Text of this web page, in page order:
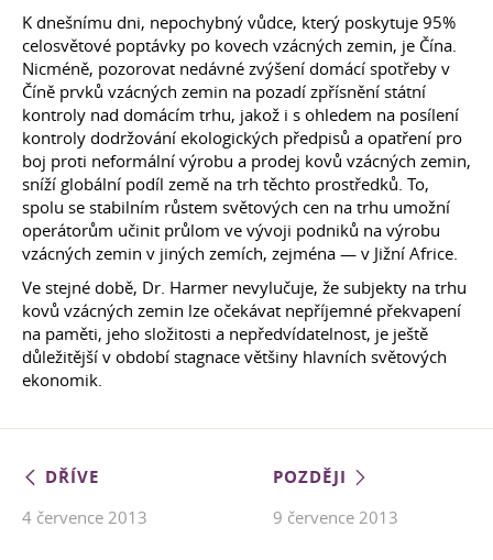
K dnešnímu dni, nepochybný vůdce, který poskytuje 95%
celosvětové poptávky po kovech vzácných zemin, je Čína.
Nicméně, pozorovat nedávné zvýšení domácí spotřeby v
Číně prvků vzácných zemin na pozadí zpřísnění státní
kontroly nad domácím trhu, jakož i s ohledem na posílení
kontroly dodržování ekologických předpisů a opatření pro
boj proti neformální výrobu a prodej kovů vzácných zemin,
sníží globální podíl země na trh těchto prostředků. To,
spolu se stabilním růstem světových cen na trhu umožní
operátorům učinit průlom ve vývoji podniků na výrobu
vzácných zemin v jiných zemích, zejména — v Jižní Africe.
Ve stejné době, Dr. Harmer nevylučuje, že subjekty na trhu
kovů vzácných zemin lze očekávat nepříjemné překvapení
na paměti, jeho složitosti a nepředvídatelnost, je ještě
důležitější v období stagnace většiny hlavních světových
ekonomik.
DŘÍVE
4 července 2013
POZDĚJI
9 července 2013